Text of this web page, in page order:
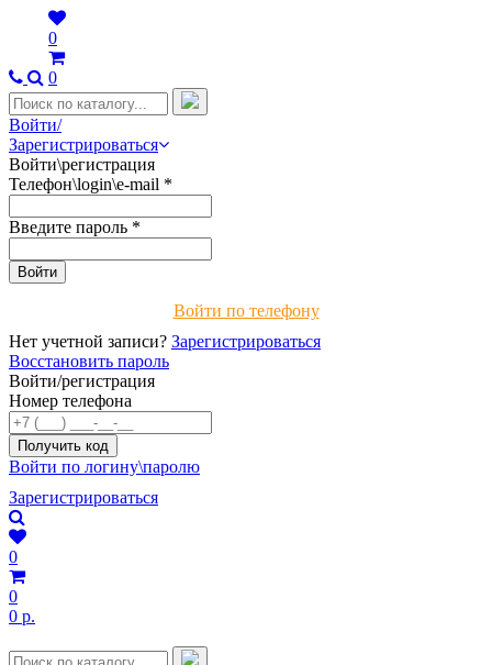
0
0
Войти/
Зарегистрироваться
Войти\регистрация
Телефон\login\e-mail *
Введите пароль *
Войти по телефону
Нет учетной записи? Зарегистрироваться
Восстановить пароль
Войти/регистрация
Номер телефона
Войти по логину\паролю
Зарегистрироваться
0
0
0 р.